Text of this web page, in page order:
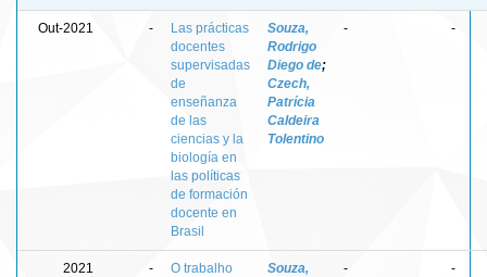
Out-2021 -
Las prácticas
docentes
supervisadas
de
enseñanza
de las
ciencias y la
biología en
las políticas
de formación
docente en
Brasil
Souza,
Rodrigo
Diego de;
Czech,
Patrícia
Caldeira
Tolentino
- -
2021 -
O trabalho
Souza,
- -